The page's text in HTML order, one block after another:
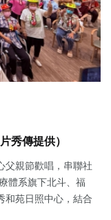
秀傳提供）
父親節歡唱，串聯社
體系旗下北斗、福
和苑日照中心，結合